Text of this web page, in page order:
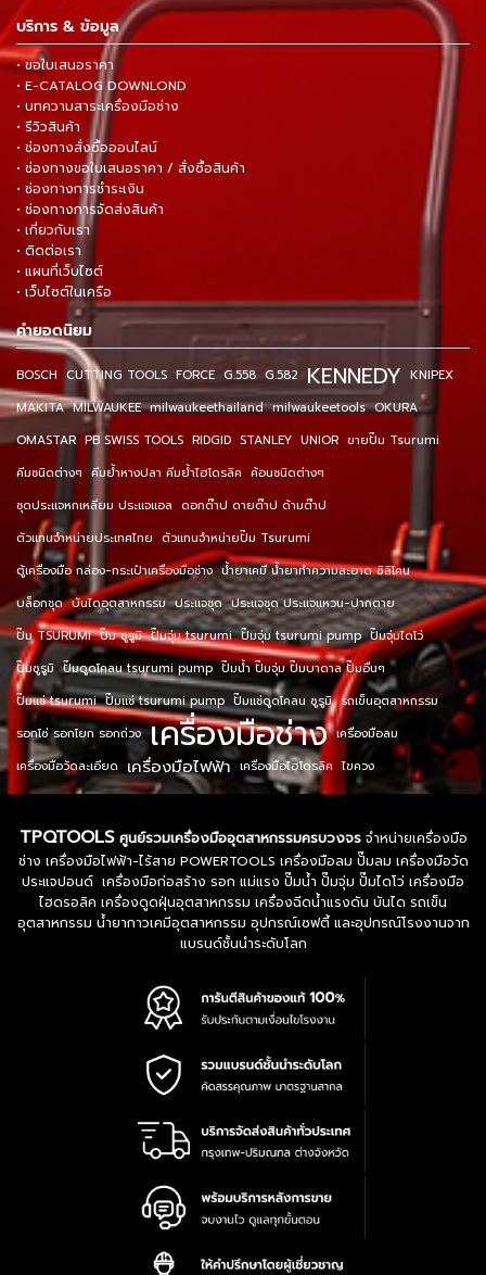
บริการ & ข้อมูล
• ขอใบเสนอราคา
• E-CATALOG DOWNLOND
• บทความสาระเครื่องมือช่าง
• รีวิวสินค้า
• ช่องทางสั่งซื้อออนไลน์
• ช่องทางขอใบเสนอราคา / สั่งซื้อสินค้า
• ช่องทางการชำระเงิน
• ช่องทางการจัดส่งสินค้า
• เกี่ยวกับเรา
• ติดต่อเรา
• แผนที่เว็บไซต์
• เว็บไซต์ในเครือ
คำยอดนิยม
BOSCH CUTTING TOOLS FORCE G.558 G.582 KENNEDY KNIPEX
MAKITA MILWAUKEE milwaukeethailand milwaukeetools OKURA
OMASTAR PB SWISS TOOLS RIDGID STANLEY UNIOR ขายปั๊ม Tsurumi
คีมชนิดต่างๆ คีมย้ำหางปลา คีมย้ำไฮโดรลิค ค้อนชนิดต่างๆ
ชุดประแจหกเหลี่ยม ประแจแอล ดอกต๊าป ดายต๊าป ด้ามต๊าป
ตัวแทนจำหน่ายประเทศไทย ตัวแทนจำหน่ายปั๊ม Tsurumi
ตู้เครื่องมือ กล่อง-กระเป๋าเครื่องมือช่าง น้ำยาเคมี น้ำยาทำความสะอาด ซิลิโคน
บล็อกชุด บันไดอุตสาหกรรม ประแจชุด ประแจชุด ประแจแหวน-ปากตาย
ปั๊ม TSURUMI ปั๊ม ซูรูมิ ปั๊มจุ่ม tsurumi ปั๊มจุ่ม tsurumi pump ปั๊มจุ่มไดโว่
ปั๊มซูรูมิ ปั๊มดูดโคลน tsurumi pump ปั๊มน้ำ ปั๊มจุ่ม ปั๊มบาดาล ปั๊มอื่นๆ
ปั๊มแช่ tsurumi ปั๊มแช่ tsurumi pump ปั๊มแช่ดูดโคลน ซูรูมิ รถเข็นอุตสาหกรรม
รอกโซ่ รอกโยก รอกถ่วง เครื่องมือช่าง เครื่องมือลม
เครื่องมือวัดละเอียด เครื่องมือไฟฟ้า เครื่องมือไฮโดรลิค ไขควง
TPQTOOLS ศูนย์รวมเครื่องมืออุตสาหกรรมครบวงจรจำหน่ายเครื่องมือ
ช่าง เครื่องมือไฟฟ้า-ไร้สาย POWERTOOLS เครื่องมือลม ปั๊มลม เครื่องมือวัด
ประแจปอนด์ เครื่องมือก่อสร้าง รอก แม่แรง ปั๊มน้ำ ปั๊มจุ่ม ปั๊มไดโว่ เครื่องมือ
ไฮดรอลิค เครื่องดูดฝุ่นอุตสาหกรรม เครื่องฉีดน้ำแรงดัน บันได รถเข็น
อุตสาหกรรม น้ำยากาวเคมีอุตสาหกรรม อุปกรณ์เซฟตี้ และอุปกรณ์โรงงานจาก
แบรนด์ชั้นนำระดับโลก